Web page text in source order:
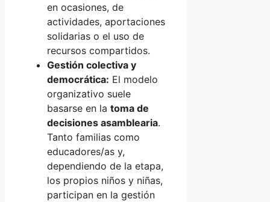
en ocasiones, de
actividades, aportaciones
solidarias o el uso de
recursos compartidos.
Gestión colectiva y
democrática: El modelo
organizativo suele
basarse en la toma de
decisiones asamblearia.
Tanto familias como
educadores/as y,
dependiendo de la etapa,
los propios niños y niñas,
participan en la gestión